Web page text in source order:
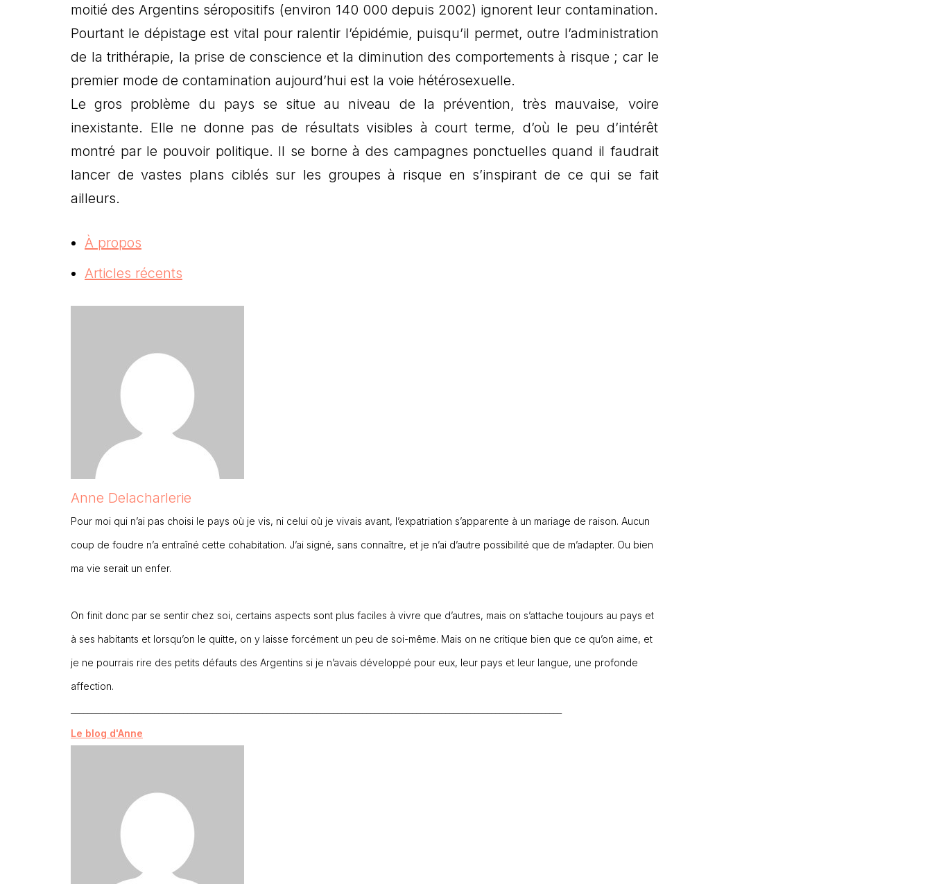
moitié des Argentins séropositifs (environ 140 000 depuis 2002) ignorent leur contamination.
Pourtant le dépistage est vital pour ralentir l’épidémie, puisqu’il permet, outre l’administration
de la trithérapie, la prise de conscience et la diminution des comportements à risque ; car le
premier mode de contamination aujourd’hui est la voie hétérosexuelle.
Le gros problème du pays se situe au niveau de la prévention, très mauvaise, voire
inexistante. Elle ne donne pas de résultats visibles à court terme, d’où le peu d’intérêt
montré par le pouvoir politique. Il se borne à des campagnes ponctuelles quand il faudrait
lancer de vastes plans ciblés sur les groupes à risque en s’inspirant de ce qui se fait
ailleurs.
À propos
Articles récents
Anne Delacharlerie
Pour moi qui n’ai pas choisi le pays où je vis, ni celui où je vivais avant, l’expatriation s’apparente à un mariage de raison. Aucun
coup de foudre n’a entraîné cette cohabitation. J’ai signé, sans connaître, et je n’ai d’autre possibilité que de m’adapter. Ou bien
ma vie serait un enfer.
On finit donc par se sentir chez soi, certains aspects sont plus faciles à vivre que d’autres, mais on s’attache toujours au pays et
à ses habitants et lorsqu’on le quitte, on y laisse forcément un peu de soi-même. Mais on ne critique bien que ce qu’on aime, et
je ne pourrais rire des petits défauts des Argentins si je n’avais développé pour eux, leur pays et leur langue, une profonde
affection.
Le blog d'Anne